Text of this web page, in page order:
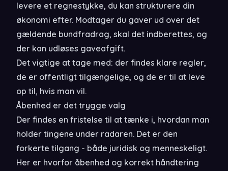
levere et regnestykke, du kan strukturere din
økonomi efter. Modtager du gaver ud over det
gældende bundfradrag, skal det indberettes, og
der kan udløses gaveafgift.
Det vigtige at tage med: der findes klare regler,
de er offentligt tilgængelige, og de er til at leve
op til, hvis man vil.
Åbenhed er det trygge valg
Der findes en fristelse til at tænke i, hvordan man
holder tingene under radaren. Det er den
forkerte tilgang - både juridisk og menneskeligt.
Her er hvorfor åbenhed og korrekt håndtering